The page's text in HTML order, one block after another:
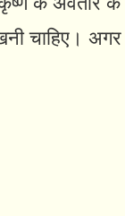
चाहिए। अगर